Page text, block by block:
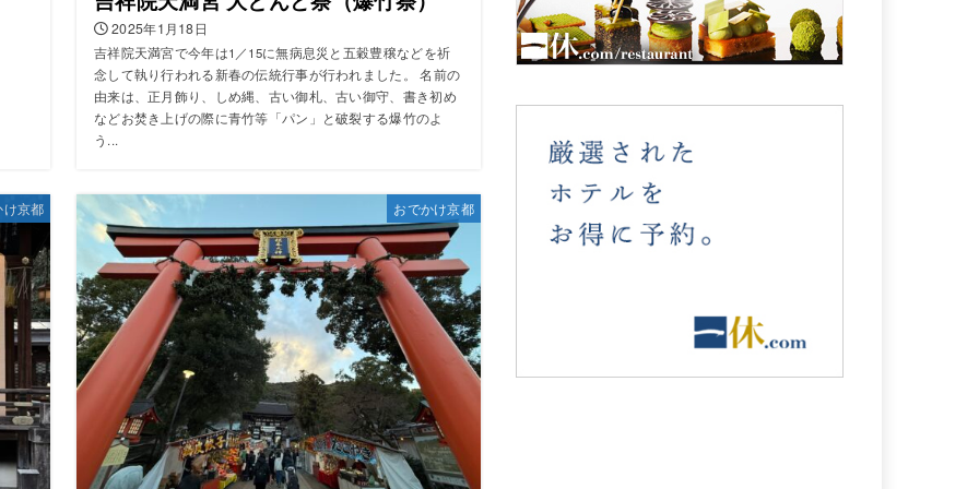
2025年1月18日
吉祥院天満宮で今年は1／15に無病息災と五穀豊穣などを祈
念して執り行われる新春の伝統行事が行われました。 名前の
由来は、正月飾り、しめ縄、古い御札、古い御守、書き初め
などお焚き上げの際に青竹等「パン」と破裂する爆竹のよ
う...
け京都 おでかけ京都